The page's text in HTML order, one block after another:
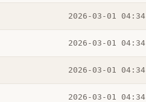
2026-03-01 04:34
2026-03-01 04:34
2026-03-01 04:34
2026-03-01 04:34